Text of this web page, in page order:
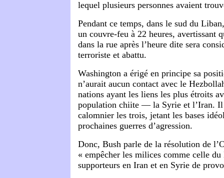
lequel plusieurs personnes avaient
Pendant ce temps, dans le sud du
un couvre-feu à 22 heures, avertissant
dans la rue après l’heure dite sera
terroriste et abattu.
Washington a érigé en principe sa
n’aurait aucun contact avec le
nations ayant les liens les plus étroits
population chiite — la Syrie et l’Iran. Il
calomnier les trois, jetant les bases
prochaines guerres d’agression.
Donc, Bush parle de la résolution de
« empêcher les milices comme celle du
supporteurs en Iran et en Syrie de